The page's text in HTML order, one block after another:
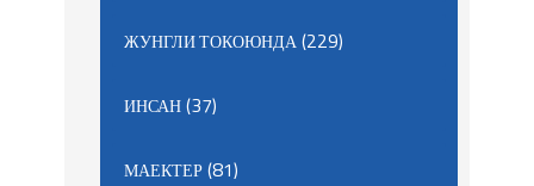
ЖУНГЛИ ТОКОЮНДА(229)
ИНСАН(37)
МАЕКТЕР(81)